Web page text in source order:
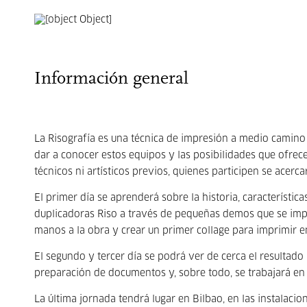
Información general
La Risografía es una técnica de impresión a medio
dar a conocer estos equipos y las posibilidades que
técnicos ni artísticos previos, quienes participen se
El primer día se aprenderá sobre la historia,
duplicadoras Riso a través de pequeñas demos que se
manos a la obra y crear un primer collage para imprimir
El segundo y tercer día se podrá ver de cerca el
preparación de documentos y, sobre todo, se trabajará
La última jornada tendrá lugar en Bilbao, en las